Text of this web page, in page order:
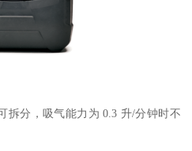
拆分，吸气能力为 0.3 升/分钟时不